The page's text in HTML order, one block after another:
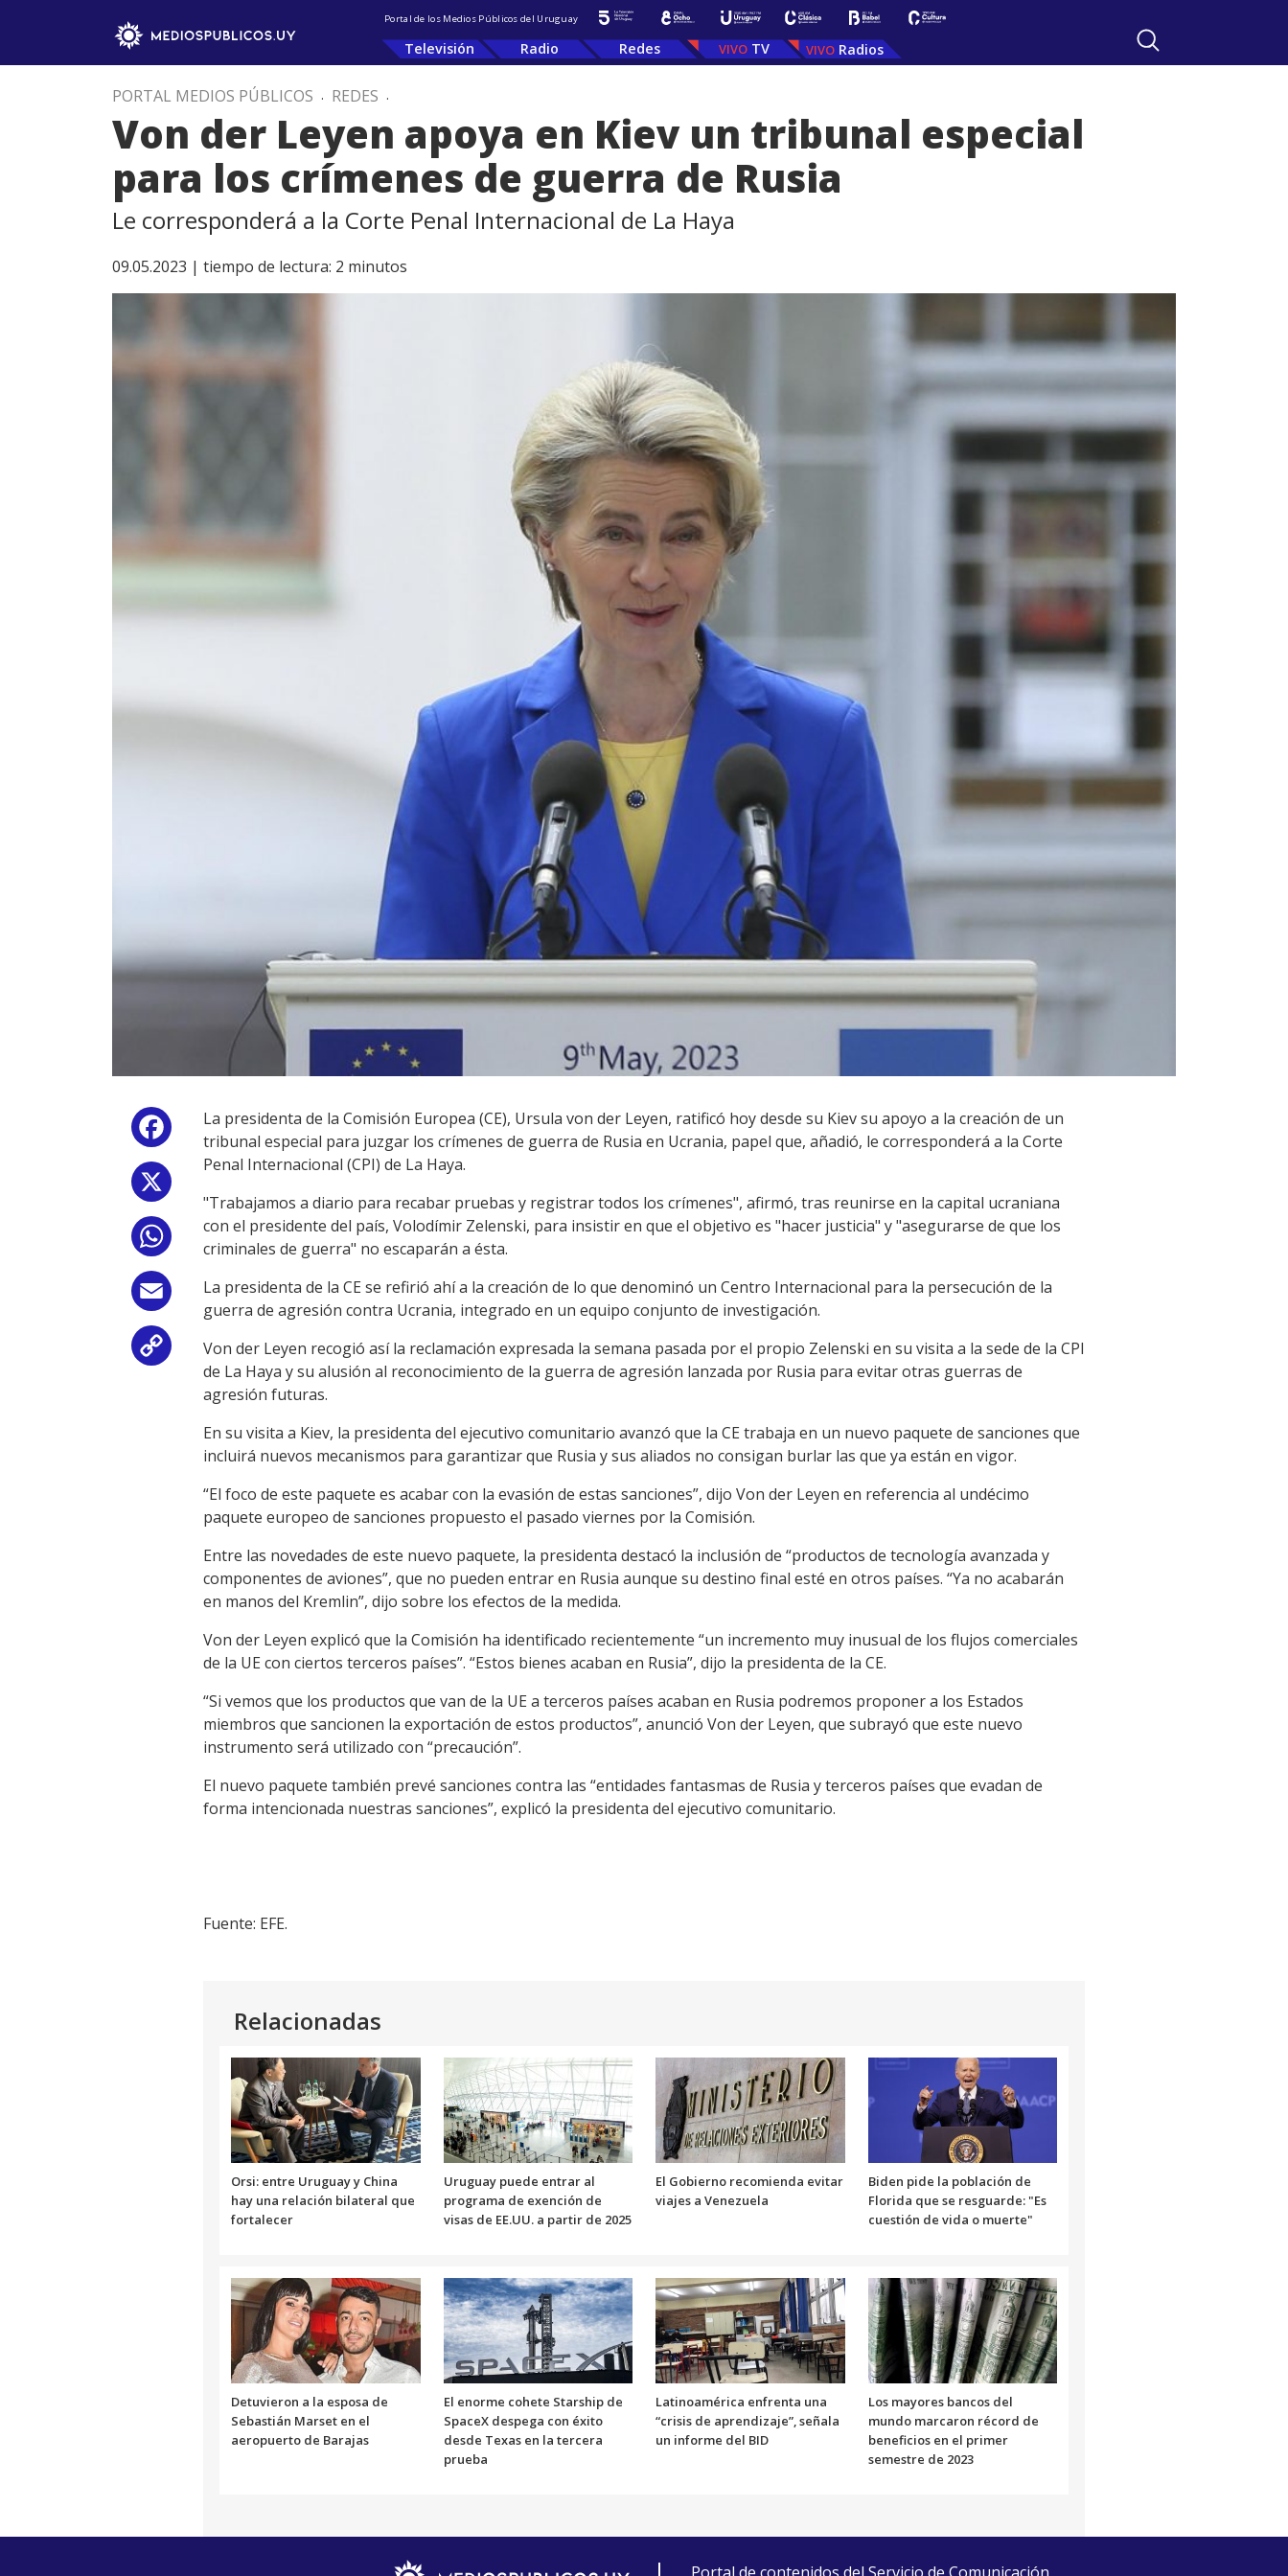
Portal de los Medios Públicos del Uruguay
Televisión Radio Redes TV Radios
PORTAL MEDIOS PÚBLICOS . REDES .
Von der Leyen apoya en Kiev un tribunal especial
para los crímenes de guerra de Rusia
Le corresponderá a la Corte Penal Internacional de La Haya
09.05.2023 | tiempo de lectura: 2 minutos
Facebook
WhatsApp
Email
Copy
Link
La presidenta de la Comisión Europea (CE), Ursula von der Leyen, ratificó hoy desde su Kiev su apoyo a la creación de un
tribunal especial para juzgar los crímenes de guerra de Rusia en Ucrania, papel que, añadió, le corresponderá a la Corte
Penal Internacional (CPI) de La Haya.
"Trabajamos a diario para recabar pruebas y registrar todos los crímenes", afirmó, tras reunirse en la capital ucraniana
con el presidente del país, Volodímir Zelenski, para insistir en que el objetivo es "hacer justicia" y "asegurarse de que los
criminales de guerra" no escaparán a ésta.
La presidenta de la CE se refirió ahí a la creación de lo que denominó un Centro Internacional para la persecución de la
guerra de agresión contra Ucrania, integrado en un equipo conjunto de investigación.
Von der Leyen recogió así la reclamación expresada la semana pasada por el propio Zelenski en su visita a la sede de la CPI
de La Haya y su alusión al reconocimiento de la guerra de agresión lanzada por Rusia para evitar otras guerras de
agresión futuras.
En su visita a Kiev, la presidenta del ejecutivo comunitario avanzó que la CE trabaja en un nuevo paquete de sanciones que
incluirá nuevos mecanismos para garantizar que Rusia y sus aliados no consigan burlar las que ya están en vigor.
“El foco de este paquete es acabar con la evasión de estas sanciones”, dijo Von der Leyen en referencia al undécimo
paquete europeo de sanciones propuesto el pasado viernes por la Comisión.
Entre las novedades de este nuevo paquete, la presidenta destacó la inclusión de “productos de tecnología avanzada y
componentes de aviones”, que no pueden entrar en Rusia aunque su destino final esté en otros países. “Ya no acabarán
en manos del Kremlin”, dijo sobre los efectos de la medida.
Von der Leyen explicó que la Comisión ha identificado recientemente “un incremento muy inusual de los flujos comerciales
de la UE con ciertos terceros países”. “Estos bienes acaban en Rusia”, dijo la presidenta de la CE.
“Si vemos que los productos que van de la UE a terceros países acaban en Rusia podremos proponer a los Estados
miembros que sancionen la exportación de estos productos”, anunció Von der Leyen, que subrayó que este nuevo
instrumento será utilizado con “precaución”.
El nuevo paquete también prevé sanciones contra las “entidades fantasmas de Rusia y terceros países que evadan de
forma intencionada nuestras sanciones”, explicó la presidenta del ejecutivo comunitario.
Fuente: EFE.
Relacionadas
Orsi: entre Uruguay y China
hay una relación bilateral que
fortalecer
Uruguay puede entrar al
programa de exención de
visas de EE.UU. a partir de 2025
El Gobierno recomienda evitar
viajes a Venezuela
Biden pide la población de
Florida que se resguarde: "Es
cuestión de vida o muerte"
Detuvieron a la esposa de
Sebastián Marset en el
aeropuerto de Barajas
El enorme cohete Starship de
SpaceX despega con éxito
desde Texas en la tercera
prueba
Latinoamérica enfrenta una
“crisis de aprendizaje”, señala
un informe del BID
Los mayores bancos del
mundo marcaron récord de
beneficios en el primer
semestre de 2023